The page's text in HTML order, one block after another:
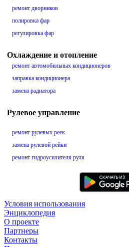
ремонт дворников
полировка фар
регулировка фар
Охлаждение и отопление
ремонт автомобильных кондиционеров
заправка кондиционера
замена радиатора
Рулевое управление
ремонт рулевых реек
замена рулевой рейки
ремонт гидроусилителя руля
Условия использования
Энциклопедия
О проекте
Партнеры
Контакты